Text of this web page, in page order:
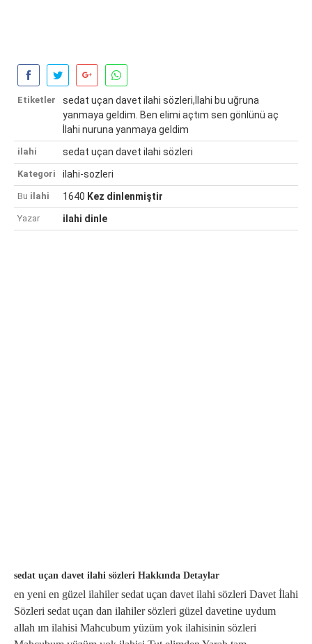
Etiketler
sedat uçan davet ilahi sözleri,İlahi bu uğruna
yanmaya geldim. Ben elimi açtım sen gönlünü aç
İlahi nuruna yanmaya geldim
ilahi sedat uçan davet ilahi sözleri
Kategori ilahi-sozleri
Bu ilahi 1640 Kez dinlenmiştir
Yazar ilahi dinle
sedat uçan davet ilahi sözleri Hakkında Detaylar
en yeni en güzel ilahiler sedat uçan davet ilahi sözleri Davet İlahi
Sözleri sedat uçan dan ilahiler sözleri güzel davetine uydum
allah ım ilahisi Mahcubum yüzüm yok ilahisinin sözleri